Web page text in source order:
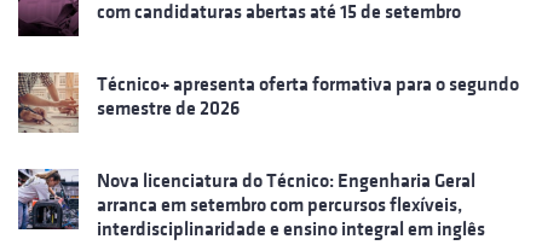
com candidaturas abertas até 15 de setembro
Técnico+ apresenta oferta formativa para o segundo
semestre de 2026
Nova licenciatura do Técnico: Engenharia Geral
arranca em setembro com percursos flexíveis,
interdisciplinaridade e ensino integral em inglês